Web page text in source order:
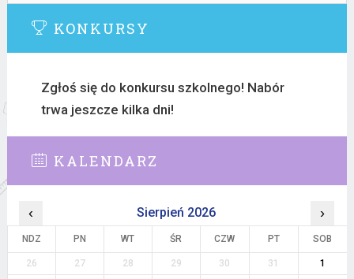
KONKURSY
Zgłoś się do konkursu szkolnego! Nabór
trwa jeszcze kilka dni!
KALENDARZ
‹ Sierpień 2026 ›
NDZ PN WT ŚR CZW PT SOB
26 27 28 29 30 31
1